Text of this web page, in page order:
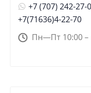
+7 (707) 242-27-
+7(71636)4-22-70
Пн—Пт 10:00 –